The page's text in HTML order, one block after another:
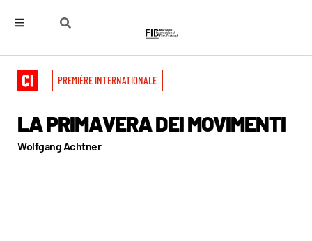
PREMIÈRE INTERNATIONALE
LA PRIMAVERA DEI MOVIMENTI
Wolfgang Achtner